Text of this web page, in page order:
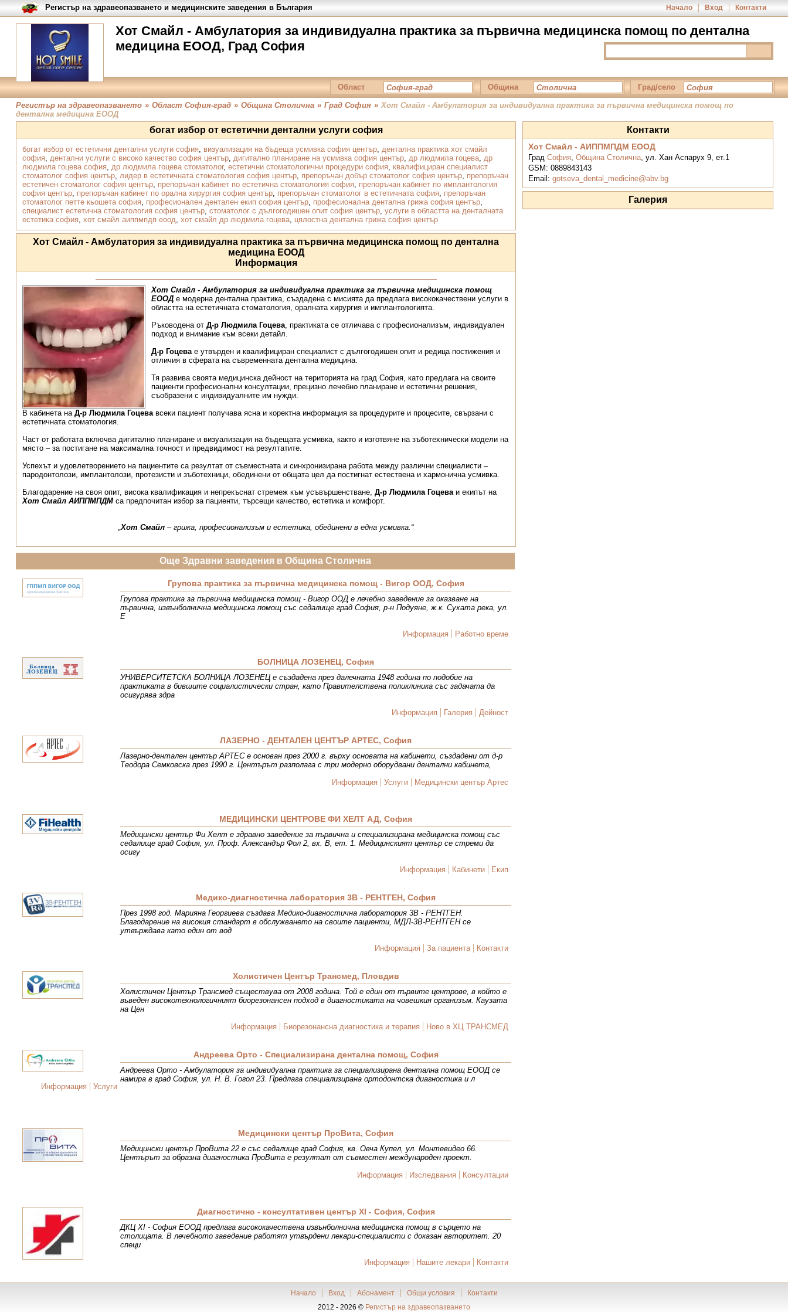
Хот Смайл - Амбулатория за индивидуална практика за първична медицинска помощ по дентална
медицина ЕООД, Град София
Начало Вход Контакти
Регистър на здравеопазването и медицинските заведения в България
Област Община Град/село
Регистър на здравеопазването » Област София-град » Община Столична » Град София » Хот Смайл - Амбулатория за индивидуална практика за първична медицинска помощ по
дентална медицина ЕООД
богат избор от естетични дентални услуги софия
богат избор от естетични дентални услуги софия, визуализация на бъдеща усмивка софия център, дентална практика хот смайл
софия, дентални услуги с високо качество софия център, дигитално планиране на усмивка софия център, др людмила гоцева, др
людмила гоцева софия, др людмила гоцева стоматолог, естетични стоматологични процедури софия, квалифициран специалист
стоматолог софия център, лидер в естетичната стоматология софия център, препоръчан добър стоматолог софия център, препоръчан
естетичен стоматолог софия център, препоръчан кабинет по естетична стоматология софия, препоръчан кабинет по имплантология
софия център, препоръчан кабинет по орална хирургия софия център, препоръчан стоматолог в естетичната софия, препоръчан
стоматолог петте кьошета софия, професионален дентален екип софия център, професионална дентална грижа софия център,
специалист естетична стоматология софия център, стоматолог с дългогодишен опит софия център, услуги в областта на денталната
естетика софия, хот смайл аиппмпдп еоод, хот смайл др людмила гоцева, цялостна дентална грижа софия център
Хот Смайл - Амбулатория за индивидуална практика за първична медицинска помощ по дентална
медицина ЕООД
Информация
Хот Смайл - Амбулатория за индивидуална практика за първична медицинска помощ
ЕООДе модерна дентална практика, създадена с мисията да предлага висококачествени услуги в
областта на естетичната стоматология, оралната хирургия и имплантологията.
Ръководена от Д-р Людмила Гоцева, практиката се отличава с професионализъм, индивидуален
подход и внимание към всеки детайл.
Д-р Гоцевае утвърден и квалифициран специалист с дългогодишен опит и редица постижения и
отличия в сферата на съвременната дентална медицина.
Тя развива своята медицинска дейност на територията на град София, като предлага на своите
пациенти професионални консултации, прецизно лечебно планиране и естетични решения,
съобразени с индивидуалните им нужди.
В кабинета на Д-р Людмила Гоцевавсеки пациент получава ясна и коректна информация за процедурите и процесите, свързани с
естетичната стоматология.
Част от работата включва дигитално планиране и визуализация на бъдещата усмивка, както и изготвяне на зъботехнически модели на
място – за постигане на максимална точност и предвидимост на резултатите.
Успехът и удовлетворението на пациентите са резултат от съвместната и синхронизирана работа между различни специалисти –
пародонтолози, имплантолози, протезисти и зъботехници, обединени от общата цел да постигнат естествена и хармонична усмивка.
Благодарение на своя опит, висока квалификация и непрекъснат стремеж към усъвършенстване, Д-р Людмила Гоцеваи екипът на
Хот Смайл АИППМПДМса предпочитан избор за пациенти, търсещи качество, естетика и комфорт.
„Хот Смайл – грижа, професионализъм и естетика, обединени в една усмивка.“
Контакти
Хот Смайл - АИППМПДМ ЕООД
Град София, Община Столична, ул. Хан Аспарух 9, ет.1
GSM: 0889843143
Email: gotseva_dental_medicine@abv.bg
Галерия
Още Здравни заведения в Община Столична
Групова практика за първична медицинска помощ - Вигор ООД, София
Групова практика за първична медицинска помощ - Вигор ООД е лечебно заведение за оказване на
първична, извънболнична медицинска помощ със седалище град София, р-н Подуяне, ж.к. Сухата река, ул.
Е
Информация
Работно време
БОЛНИЦА ЛОЗЕНЕЦ, София
УНИВЕРСИТЕТСКА БОЛНИЦА ЛОЗЕНЕЦ е създадена през далечната 1948 година по подобие на
практиката в бившите социалистически стран, като Правителствена поликлиника със задачата да
осигурява здра
Информация
Галерия Дейност
ЛАЗЕРНО - ДЕНТАЛЕН ЦЕНТЪР АРТЕС, София
Лазерно-дентален център АРТЕС е основан през 2000 г. върху основата на кабинети, създадени от д-р
Теодора Семковска през 1990 г. Центърът разполага с три модерно оборудвани дентални кабинета,
Информация
Услуги Медицински център Артес
МЕДИЦИНСКИ ЦЕНТРОВЕ ФИ ХЕЛТ АД, София
Медицински център Фи Хелт е здравно заведение за първична и специализирана медицинска помощ със
седалище град София, ул. Проф. Александър Фол 2, вх. В, ет. 1. Медицинският център се стреми да
осигу
Информация
Кабинети Екип
Медико-диагностична лаборатория 3В - РЕНТГЕН, София
През 1998 год. Марияна Георгиева създава Медико-диагностична лаборатория 3В - РЕНТГЕН.
Благодарение на високия стандарт в обслужването на своите пациенти, МДЛ-3В-РЕНТГЕН се
утвърждава като един от вод
Информация
За пациента Контакти
Холистичен Център Трансмед, Пловдив
Холистичен Център Трансмед съществува от 2008 година. Той е един от първите центрове, в който е
въведен високотехнологичният биорезонансен подход в диагностиката на човешкия организъм. Каузата
на Цен
Информация
Биорезонансна диагностика и терапия Ново в ХЦ ТРАНСМЕД
Андреева Орто - Специализирана дентална помощ, София
Андреева Орто - Амбулатория за индивидуална практика за специализирана дентална помощ ЕООД се
намира в град София, ул. Н. В. Гогол 23. Предлага специализирана ортодонтска диагностика и л
Информация
Услуги
Медицински център ПроВита, София
Медицински център ПроВита 22 е със седалище град София, кв. Овча Купел, ул. Монтевидео 66.
Центърът за образна диагностика ПроВита e резултат от съвместен международен проект.
Информация
Изследвания Консултации
Диагностично - консултативен център XI - София, София
ДКЦ XI - София ЕООД предлага висококачествена извънболнична медицинска помощ в сърцето на
столицата. В лечебното заведение работят утвърдени лекари-специалисти с доказан авторитет. 20
специ
Информация
Нашите лекари Контакти
Начало Вход Абонамент Общи условия
Контакти
2012 - 2026 © Регистър на здравеопазването